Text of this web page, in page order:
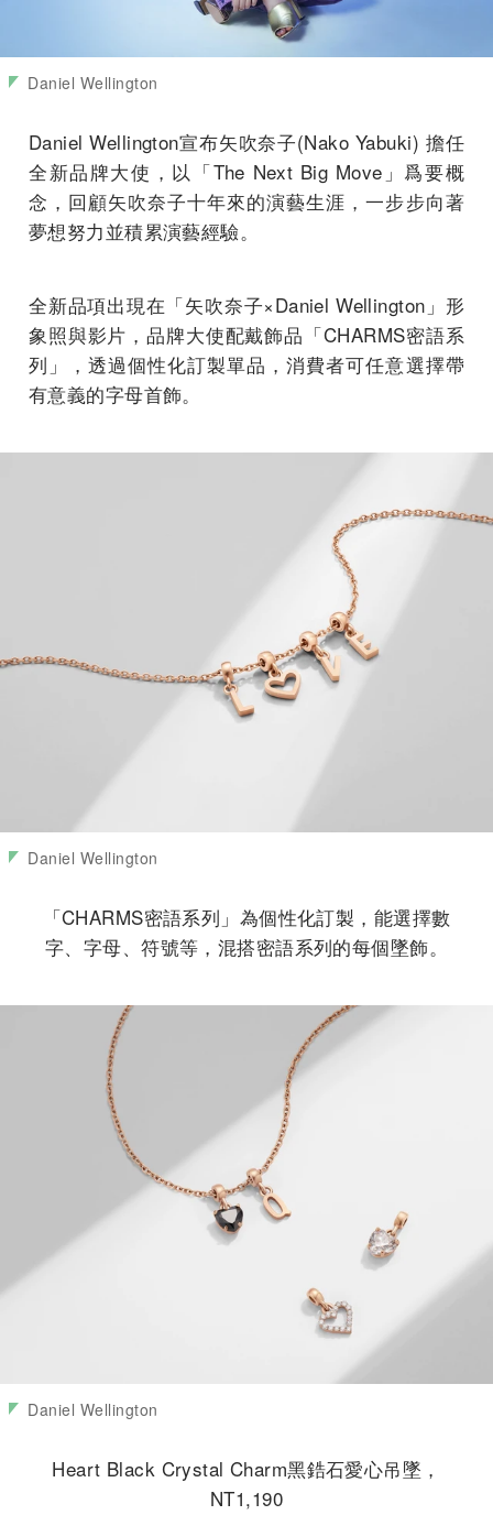
Daniel Wellington
Daniel Wellington宣布矢吹奈子(Nako Yabuki) 擔任
全新品牌大使，以「The Next Big Move」爲要概
念，回顧矢吹奈子十年來的演藝生涯，一步步向著
夢想努力並積累演藝經驗。
全新品項出現在「矢吹奈子×Daniel Wellington」形
象照與影片，品牌大使配戴飾品「CHARMS密語系
列」，透過個性化訂製單品，消費者可任意選擇帶
有意義的字母首飾。
Daniel Wellington
「CHARMS密語系列」為個性化訂製，能選擇數
字、字母、符號等，混搭密語系列的每個墜飾。
Daniel Wellington
Heart Black Crystal Charm黑鋯石愛心吊墜，
NT1,190